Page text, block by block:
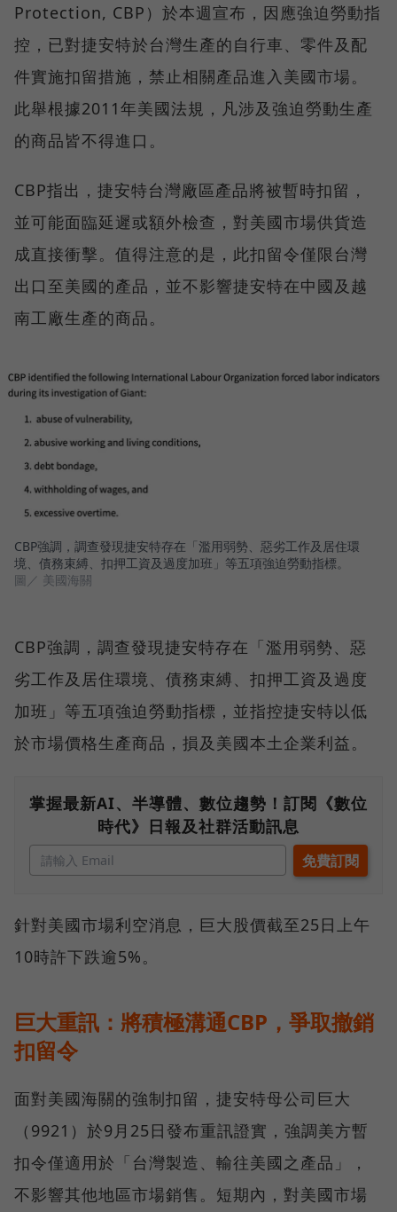
Protection, CBP）於本週宣布，因應強迫勞動指
控，已對捷安特於台灣生產的自行車、零件及配
件實施扣留措施，禁止相關產品進入美國市場。
此舉根據2011年美國法規，凡涉及強迫勞動生產
的商品皆不得進口。
CBP指出，捷安特台灣廠區產品將被暫時扣留，
並可能面臨延遲或額外檢查，對美國市場供貨造
成直接衝擊。值得注意的是，此扣留令僅限台灣
出口至美國的產品，並不影響捷安特在中國及越
南工廠生產的商品。
CBP強調，調查發現捷安特存在「濫用弱勢、惡劣工作及居住環
境、債務束縛、扣押工資及過度加班」等五項強迫勞動指標。
圖／ 美國海關
CBP強調，調查發現捷安特存在「濫用弱勢、惡
劣工作及居住環境、債務束縛、扣押工資及過度
加班」等五項強迫勞動指標，並指控捷安特以低
於市場價格生產商品，損及美國本土企業利益。
掌握最新AI、半導體、數位趨勢！訂閱《數位
時代》日報及社群活動訊息
針對美國市場利空消息，巨大股價截至25日上午
10時許下跌逾5%。
巨大重訊：將積極溝通CBP，爭取撤銷
扣留令
面對美國海關的強制扣留，捷安特母公司巨大
（9921）於9月25日發布重訊證實，強調美方暫
扣令僅適用於「台灣製造、輸往美國之產品」，
不影響其他地區市場銷售。短期內，對美國市場